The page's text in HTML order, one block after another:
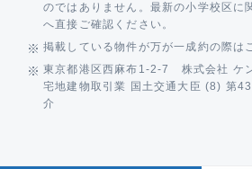
のではありません。最新の小学校区に
へ直接ご確認ください。
掲載している物件が万が一成約の際は
東京都港区西麻布1-2-7 株式会社 ケ
宅地建物取引業 国土交通大臣 (8) 第
介